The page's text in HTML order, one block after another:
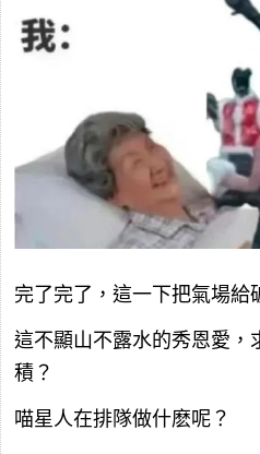
完了完了，這一下把氣場給
這不顯山不露水的秀恩愛，
積？
喵星人在排隊做什麽呢？